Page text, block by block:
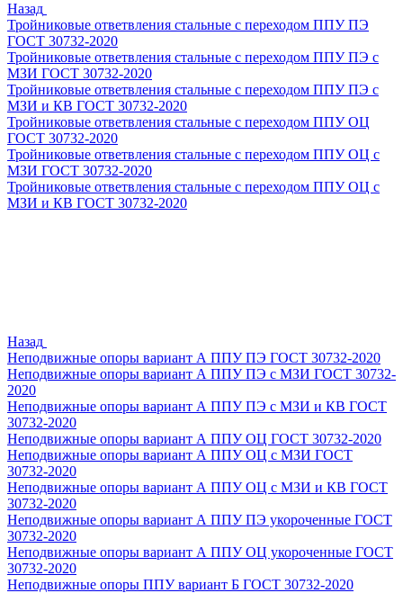
Назад
Тройниковые ответвления стальные с переходом ППУ ПЭ
ГОСТ 30732-2020
Тройниковые ответвления стальные с переходом ППУ ПЭ с
МЗИ ГОСТ 30732-2020
Тройниковые ответвления стальные с переходом ППУ ПЭ с
МЗИ и КВ ГОСТ 30732-2020
Тройниковые ответвления стальные с переходом ППУ ОЦ
ГОСТ 30732-2020
Тройниковые ответвления стальные с переходом ППУ ОЦ с
МЗИ ГОСТ 30732-2020
Тройниковые ответвления стальные с переходом ППУ ОЦ с
МЗИ и КВ ГОСТ 30732-2020
Назад
Неподвижные опоры вариант А ППУ ПЭ ГОСТ 30732-2020
Неподвижные опоры вариант А ППУ ПЭ с МЗИ ГОСТ 30732-
2020
Неподвижные опоры вариант А ППУ ПЭ с МЗИ и КВ ГОСТ
30732-2020
Неподвижные опоры вариант А ППУ ОЦ ГОСТ 30732-2020
Неподвижные опоры вариант А ППУ ОЦ с МЗИ ГОСТ
30732-2020
Неподвижные опоры вариант А ППУ ОЦ с МЗИ и КВ ГОСТ
30732-2020
Неподвижные опоры вариант А ППУ ПЭ укороченные ГОСТ
30732-2020
Неподвижные опоры вариант А ППУ ОЦ укороченные ГОСТ
30732-2020
Неподвижные опоры ППУ вариант Б ГОСТ 30732-2020